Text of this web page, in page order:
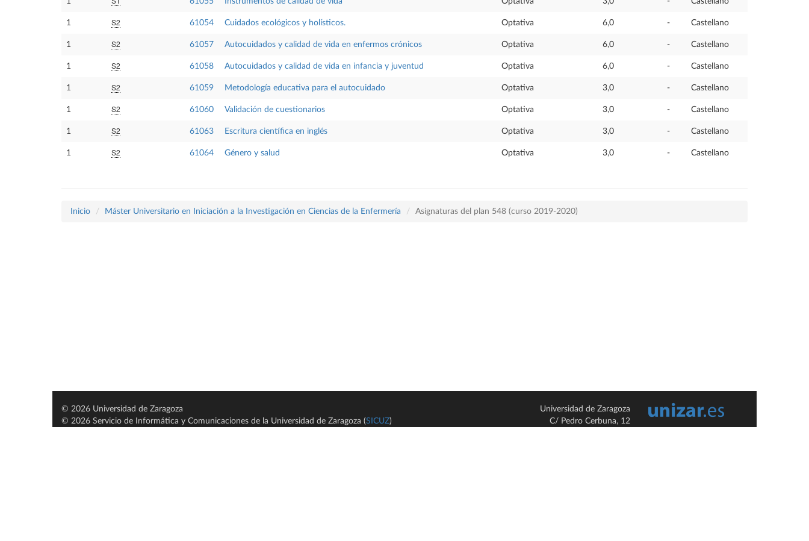
1 S2 61054 Cuidados ecológicos y holísticos. Optativa 6,0 - Castellano
1 S2 61057 Autocuidados y calidad de vida en enfermos crónicos Optativa 6,0 - Castellano
1 S2 61058 Autocuidados y calidad de vida en infancia y juventud Optativa 6,0 - Castellano
1 S2 61059 Metodología educativa para el autocuidado Optativa 3,0 - Castellano
1 S2 61060 Validación de cuestionarios Optativa 3,0 - Castellano
1 S2 61063 Escritura científica en inglés Optativa 3,0 - Castellano
1 S2 61064 Género y salud Optativa 3,0 - Castellano
Inicio Máster Universitario en Iniciación a la Investigación en Ciencias de la Enfermería Asignaturas del plan 548 (curso 2019-2020)
© 2026 Universidad de Zaragoza
© 2026 Servicio de Informática y Comunicaciones de la Universidad de Zaragoza (SICUZ)
Universidad de Zaragoza
C/ Pedro Cerbuna, 12